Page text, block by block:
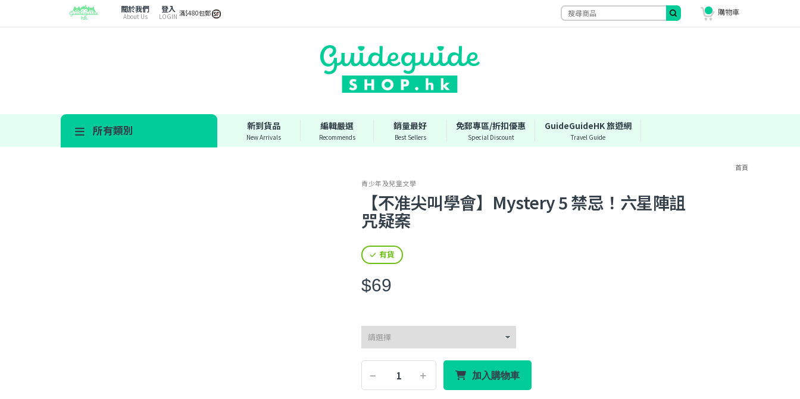
關於我們
About Us
登入
LOGIN 滿$480包郵 購物車
所有類別 新到貨品
New Arrivals
編輯嚴選
Recommends
銷量最好
Best Sellers
免郵專區/折扣優惠
Special Discount
GuideGuideHK 旅遊網
Travel Guide
首頁
青少年及兒童文學
【不准尖叫學會】Mystery 5 禁忌！六星陣詛
咒疑案
有貨
$69
加入購物車